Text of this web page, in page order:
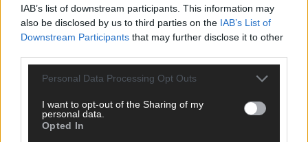
IAB’s list of downstream participants. This information may
also be disclosed by us to third parties on the IAB’s List of
Downstream Participants that may further disclose it to other
Personal Data Processing Opt Outs
I want to opt-out of the Sharing of my
personal data.
Opted In
KOMMENTAR
ESC-Finale morgen: Finnland Favorit, Australien
aufgestiegen – alle 25 Acts im Kurzcheck
Mai 2026
KOMMENTAR
JJ hat den Abend gerettet – der Rest des ESC-Halbfinales